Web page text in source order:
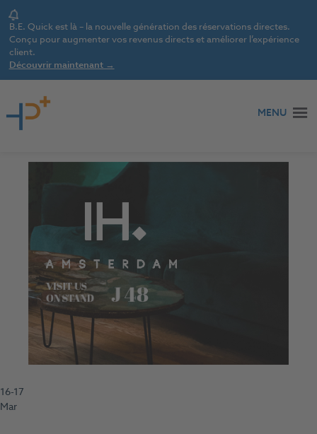
Notice
B.E. Quick est là – la nouvelle génération des réservations directes.
Conçu pour augmenter vos revenus directs et améliorer l’expérience
client.
Découvrir maintenant →
MENU
16-17
Mar